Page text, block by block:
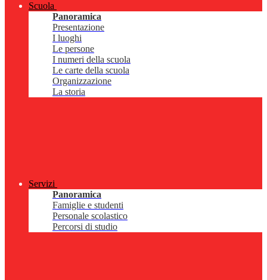
Scuola
Panoramica
Presentazione
I luoghi
Le persone
I numeri della scuola
Le carte della scuola
Organizzazione
La storia
Servizi
Panoramica
Famiglie e studenti
Personale scolastico
Percorsi di studio